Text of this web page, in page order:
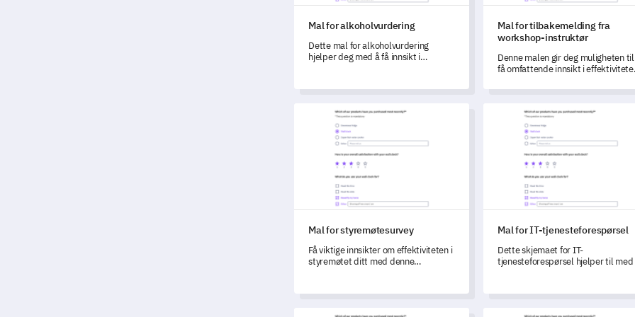
Mal for alkoholvurdering
Dette mal for alkoholvurdering
hjelper deg med å få innsikt i
Mal for tilbakemelding fra
workshop-instruktør
Denne malen gir deg muligheten
få omfattende innsikt i
Mal for styremøtesurvey
Mal for styremøtesurvey
Få viktige innsikter om effektiviteten i
styremøtet ditt med denne
Mal for IT-tjenesteforespørsel
Mal for IT-tjenesteforespørsel
Dette skjemaet for IT-
tjenesteforespørsel hjelper til med